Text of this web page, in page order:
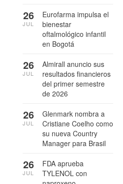
Eurofarma impulsa el
bienestar
oftalmológico infantil
en Bogotá
26
JUL
Almirall anuncio sus
resultados financieros
del primer semestre
de 2026
26
JUL
Glenmark nombra a
Cristiane Coelho como
su nueva Country
Manager para Brasil
26
JUL
FDA aprueba
TYLENOL con
26
JUL